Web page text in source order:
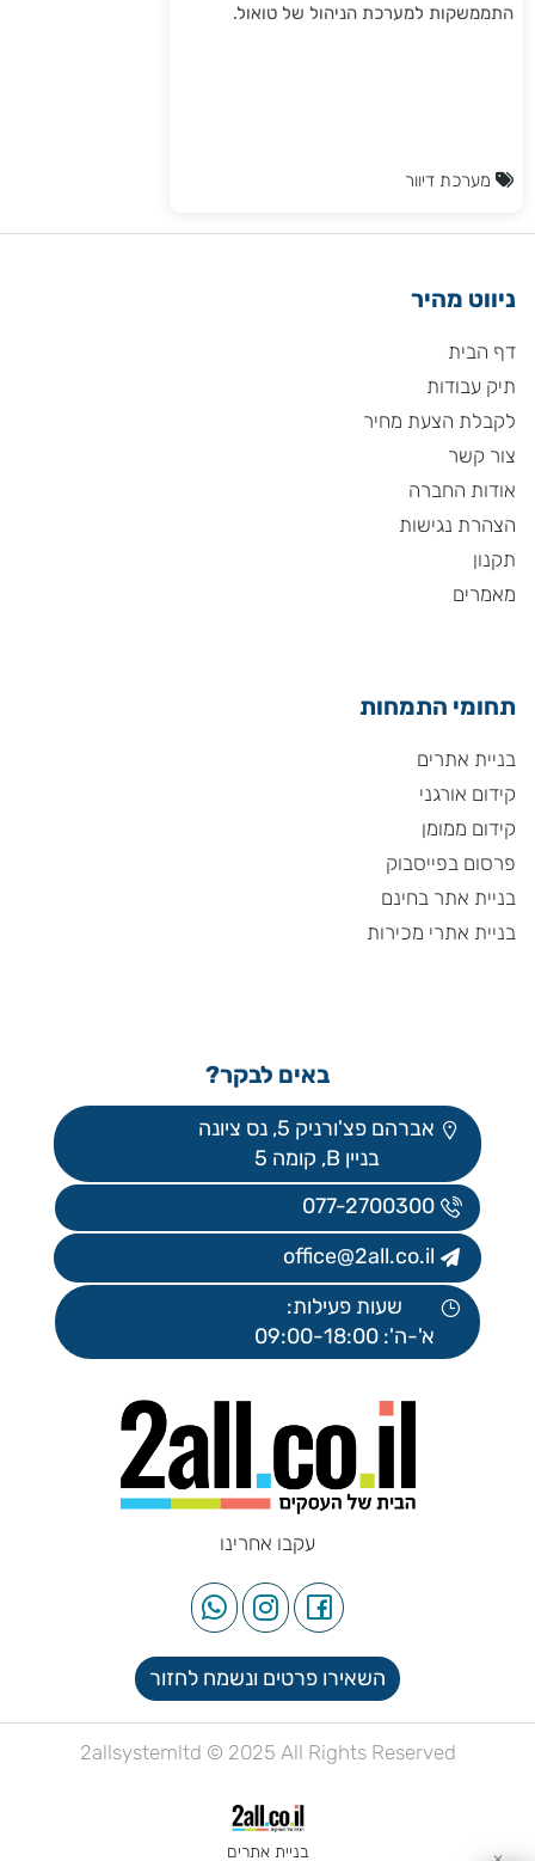
התממשקות למערכת הניהול של טואול.
מערכת דיוור
ניווט מהיר
דף הבית
תיק עבודות
לקבלת הצעת מחיר
צור קשר
אודות החברה
הצהרת נגישות
תקנון
מאמרים
תחומי התמחות
בניית אתרים
קידום אורגני
קידום ממומן
פרסום בפייסבוק
בניית אתר בחינם
בניית אתרי מכירות
באים לבקר?
אברהם פצ'ורניק 5, נס ציונה
בניין B, קומה 5
077-2700300
office@2all.co.il
שעות פעילות:
א'-ה': 09:00-18:00
עקבו אחרינו
השאירו פרטים ונשמח לחזור
2allsystemltd © 2025 All Rights Reserved
בניית אתרים